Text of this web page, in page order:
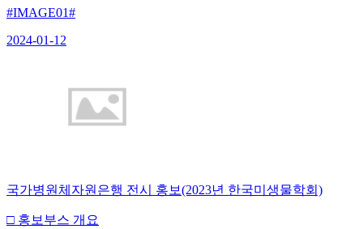
#IMAGE01#
2024-01-12
국가병원체자원은행 전시 홍보(2023년 한국미생물학회)
□ 홍보부스 개요